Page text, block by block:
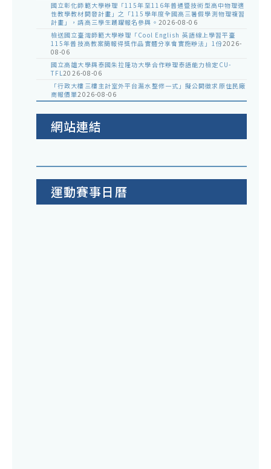
國立彰化師範大學辦理「115年至116年普通暨技術型高中物理適
性教學教材開發計畫」之「115學年度全國高三暑假學測物理複習
計畫」，請高三學生踴躍報名參與。 2026-08-06
檢送國立臺灣師範大學辦理「Cool English 英語線上學習平臺
115年普技高教案簡報得獎作品實體分享會實施辦法」1份2026-
08-06
國立高雄大學與泰國朱拉隆功大學合作辦理泰語能力檢定CU-
TFL2026-08-06
「行政大樓三樓主計室外平台漏水整修一式」擬公開徵求原住民廠
商報價單2026-08-06
網站連結
運動賽事日曆